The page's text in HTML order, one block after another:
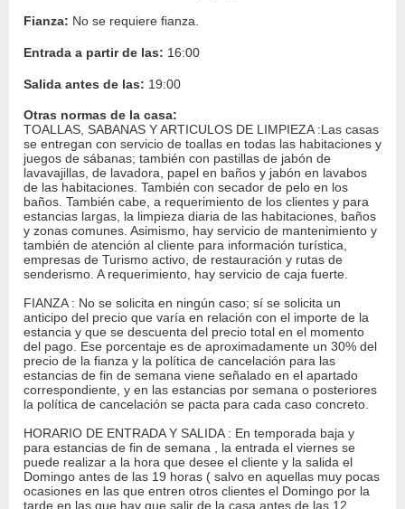
Fianza: No se requiere fianza.
Entrada a partir de las: 16:00
Salida antes de las: 19:00
Otras normas de la casa:
TOALLAS, SABANAS Y ARTICULOS DE LIMPIEZA :Las casas
se entregan con servicio de toallas en todas las habitaciones y
juegos de sábanas; también con pastillas de jabón de
lavavajillas, de lavadora, papel en baños y jabón en lavabos
de las habitaciones. También con secador de pelo en los
baños. También cabe, a requerimiento de los clientes y para
estancias largas, la limpieza diaria de las habitaciones, baños
y zonas comunes. Asimismo, hay servicio de mantenimiento y
también de atención al cliente para información turística,
empresas de Turismo activo, de restauración y rutas de
senderismo. A requerimiento, hay servicio de caja fuerte.
FIANZA : No se solicita en ningún caso; sí se solicita un
anticipo del precio que varía en relación con el importe de la
estancia y que se descuenta del precio total en el momento
del pago. Ese porcentaje es de aproximadamente un 30% del
precio de la fianza y la política de cancelación para las
estancias de fin de semana viene señalado en el apartado
correspondiente, y en las estancias por semana o posteriores
la política de cancelación se pacta para cada caso concreto.
HORARIO DE ENTRADA Y SALIDA : En temporada baja y
para estancias de fin de semana , la entrada el viernes se
puede realizar a la hora que desee el cliente y la salida el
Domingo antes de las 19 horas ( salvo en aquellas muy pocas
ocasiones en las que entren otros clientes el Domingo por la
tarde en las que hay que salir de la casa antes de las 12